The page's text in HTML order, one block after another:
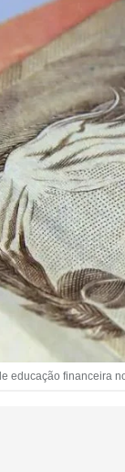
educação financeira